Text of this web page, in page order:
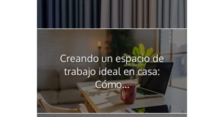
Creando un espacio de
trabajo ideal en casa:
Cómo...